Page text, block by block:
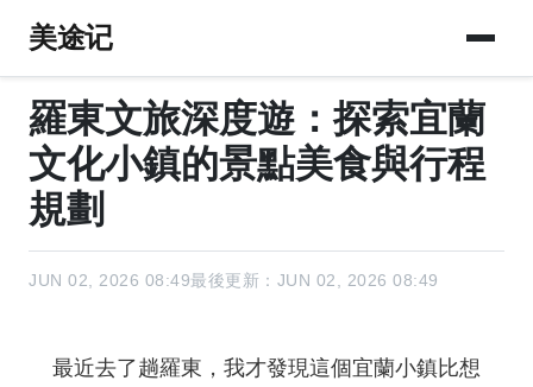
美途记
羅東文旅深度遊：探索宜蘭
文化小鎮的景點美食與行程
規劃
JUN 02, 2026 08:49最後更新：JUN 02, 2026 08:49
最近去了趟羅東，我才發現這個宜蘭小鎮比想